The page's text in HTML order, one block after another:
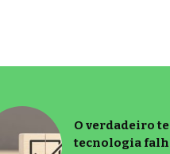
O verdadeiro
tecnologia